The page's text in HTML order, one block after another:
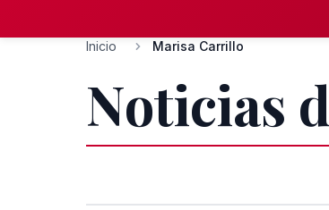
Inicio Marisa Carrillo
Noticias